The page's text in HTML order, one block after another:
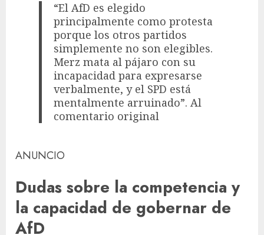
“El AfD es elegido
principalmente como protesta
porque los otros partidos
simplemente no son elegibles.
Merz mata al pájaro con su
incapacidad para expresarse
verbalmente, y el SPD está
mentalmente arruinado”. Al
comentario original
ANUNCIO
Dudas sobre la competencia y
la capacidad de gobernar de
AfD